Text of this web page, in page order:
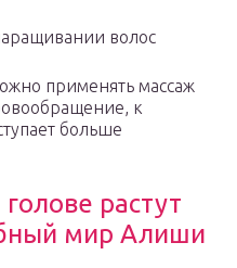
волос
применять массаж
к
больше
растут
мир Алиши